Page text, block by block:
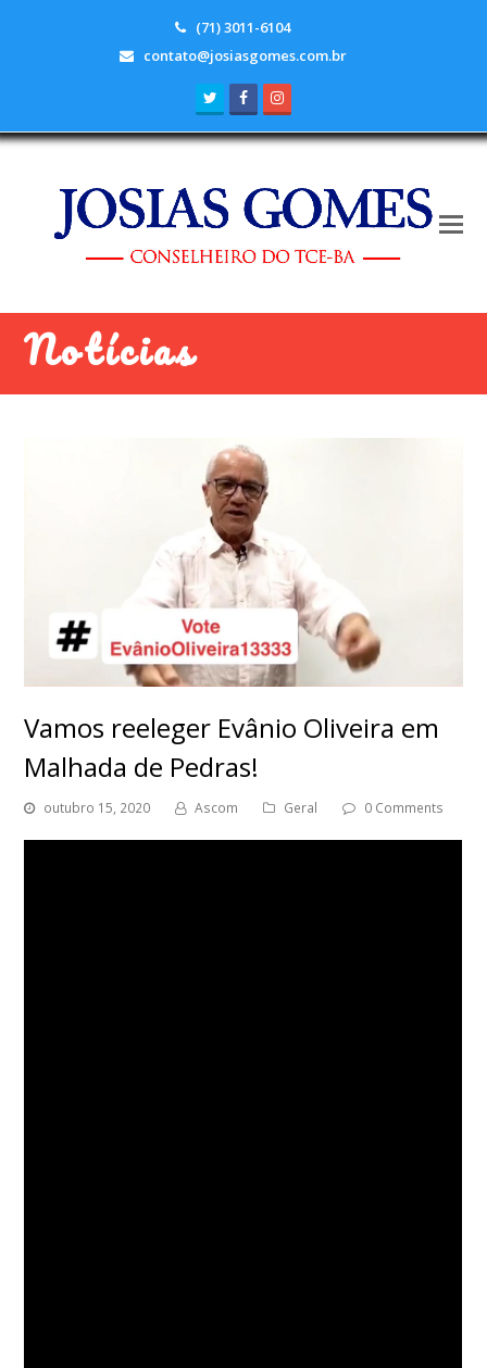
(71) 3011-6104
contato@josiasgomes.com.br
TwitterFacebook
Notícias
Vamos reeleger Evânio Oliveira em
Malhada de Pedras!
outubro 15, 2020 Ascom Geral 0 Comments